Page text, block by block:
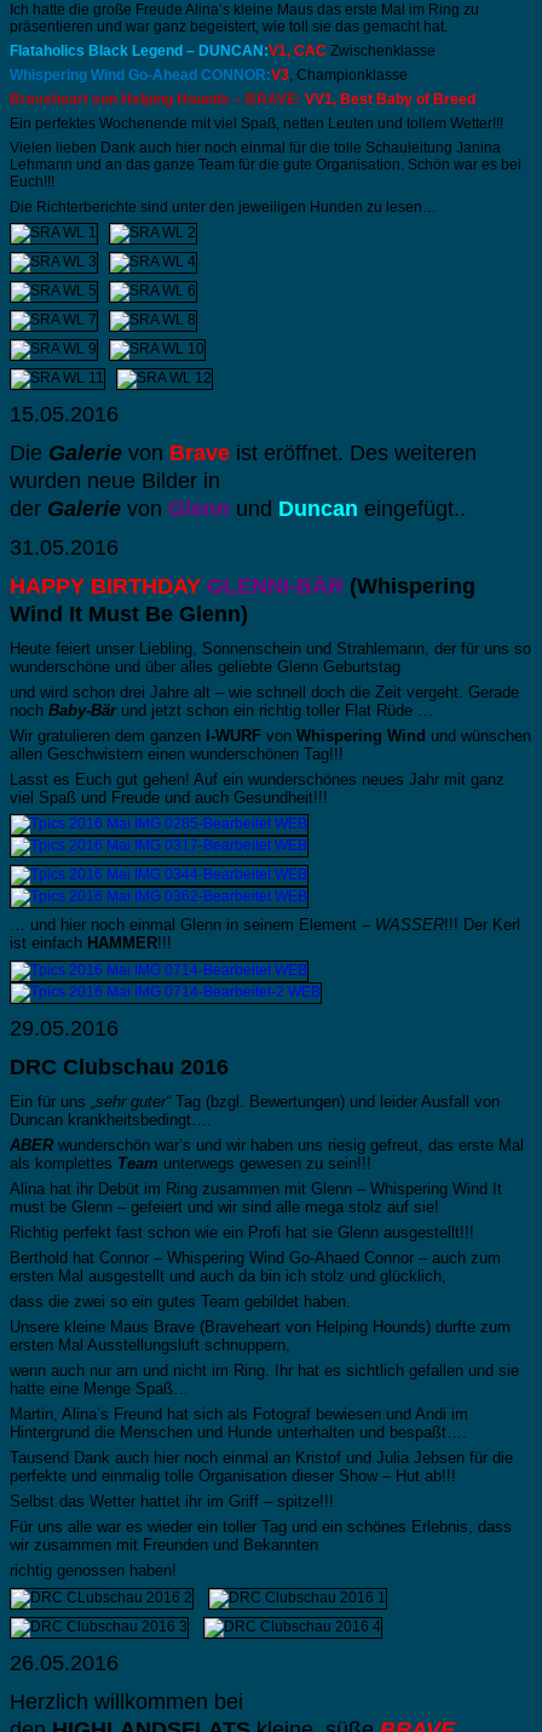
Ich hatte die große Freude Alina’s kleine Maus das erste Mal im Ring zu
präsentieren und war ganz begeistert, wie toll sie das gemacht hat.
Flataholics Black Legend – DUNCAN:V1, CAC Zwischenklasse
Whispering Wind Go-Ahead CONNOR:V3, Championklasse
Braveheart von Helping Hounds – BRAVE: VV1, Best Baby of Breed
Ein perfektes Wochenende mit viel Spaß, netten Leuten und tollem Wetter!!!
Vielen lieben Dank auch hier noch einmal für die tolle Schauleitung Janina
Lehmann und an das ganze Team für die gute Organisation. Schön war es bei
Euch!!!
Die Richterberichte sind unter den jeweiligen Hunden zu lesen…
15.05.2016
Die Galerie von Brave ist eröffnet. Des weiteren
wurden neue Bilder in
der Galerie von Glenn und Duncan eingefügt..
31.05.2016
HAPPY BIRTHDAY GLENNI-BÄR (Whispering
Wind It Must Be Glenn)
Heute feiert unser Liebling, Sonnenschein und Strahlemann, der für uns so
wunderschöne und über alles geliebte Glenn Geburtstag
und wird schon drei Jahre alt – wie schnell doch die Zeit vergeht. Gerade
noch Baby-Bärund jetzt schon ein richtig toller Flat Rüde …
Wir gratulieren dem ganzen I-WURF von Whispering Wind und wünschen
allen Geschwistern einen wunderschönen Tag!!!
Lasst es Euch gut gehen! Auf ein wunderschönes neues Jahr mit ganz
viel Spaß und Freude und auch Gesundheit!!!
… und hier noch einmal Glenn in seinem Element – WASSER!!! Der Kerl
ist einfach HAMMER!!!
29.05.2016
DRC Clubschau 2016
Ein für uns „sehr guter“Tag (bzgl. Bewertungen) und leider Ausfall von
Duncan krankheitsbedingt….
ABER wunderschön war’s und wir haben uns riesig gefreut, das erste Mal
als komplettes Team unterwegs gewesen zu sein!!!
Alina hat ihr Debüt im Ring zusammen mit Glenn – Whispering Wind It
must be Glenn – gefeiert und wir sind alle mega stolz auf sie!
Richtig perfekt fast schon wie ein Profi hat sie Glenn ausgestellt!!!
Berthold hat Connor – Whispering Wind Go-Ahaed Connor – auch zum
ersten Mal ausgestellt und auch da bin ich stolz und glücklich,
dass die zwei so ein gutes Team gebildet haben.
Unsere kleine Maus Brave (Braveheart von Helping Hounds) durfte zum
ersten Mal Ausstellungsluft schnuppern,
wenn auch nur am und nicht im Ring. Ihr hat es sichtlich gefallen und sie
hatte eine Menge Spaß…
Martin, Alina’s Freund hat sich als Fotograf bewiesen und Andi im
Hintergrund die Menschen und Hunde unterhalten und bespaßt….
Tausend Dank auch hier noch einmal an Kristof und Julia Jebsen für die
perfekte und einmalig tolle Organisation dieser Show – Hut ab!!!
Selbst das Wetter hattet ihr im Griff – spitze!!!
Für uns alle war es wieder ein toller Tag und ein schönes Erlebnis, dass
wir zusammen mit Freunden und Bekannten
richtig genossen haben!
26.05.2016
Herzlich willkommen bei